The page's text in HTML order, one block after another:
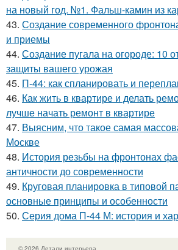
на новый год. №1. Фальш-камин из
43. Создание современного
и приемы
44. Создание пугала на огороде: 10
защиты вашего урожая
45. П-44: как спланировать и
46. Как жить в квартире и делать
лучше начать ремонт в квартире
47. Выясним, что такое самая
Москве
48. История резьбы на фронтонах
античности до современности
49. Круговая планировка в типовой
основные принципы и особенности
50. Серия дома П-44 М: история и
© 2026 Детали интерьера